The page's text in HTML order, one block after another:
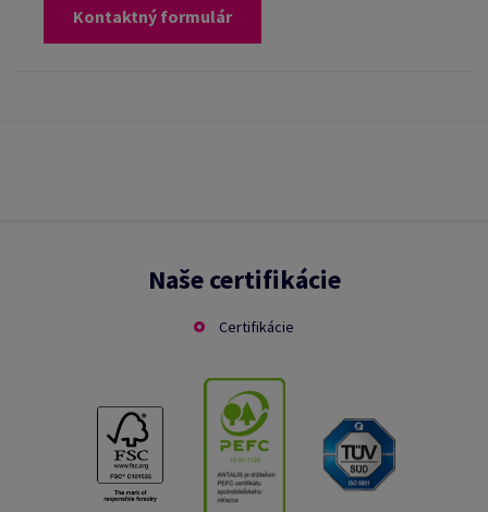
Kontaktný formulár
Naše certifikácie
Certifikácie